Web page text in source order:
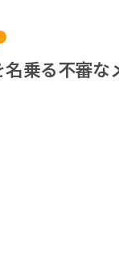
名乗る不審